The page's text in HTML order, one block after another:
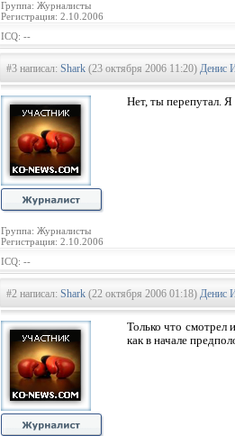
Группа: Журналисты
Регистрация: 2.10.2006
ICQ: --
#3 написал: Shark (23 октября 2006 11:20) Денис
Группа: Журналисты
Регистрация: 2.10.2006
Нет, ты перепутал.
ICQ: --
#2 написал: Shark (22 октября 2006 01:18) Денис
Только что смотрел
как в начале